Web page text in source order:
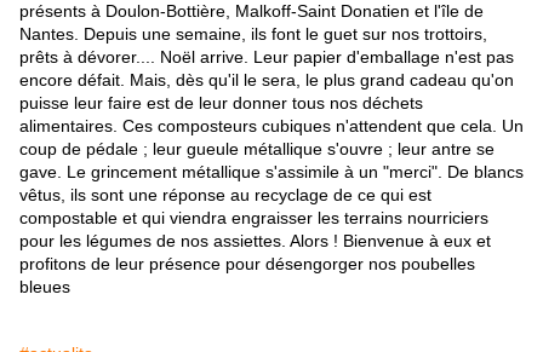
présents à Doulon-Bottière, Malkoff-Saint Donatien et l'île de
Nantes. Depuis une semaine, ils font le guet sur nos trottoirs,
prêts à dévorer.... Noël arrive. Leur papier d'emballage n'est pas
encore défait. Mais, dès qu'il le sera, le plus grand cadeau qu'on
puisse leur faire est de leur donner tous nos déchets
alimentaires. Ces composteurs cubiques n'attendent que cela. Un
coup de pédale ; leur gueule métallique s'ouvre ; leur antre se
gave. Le grincement métallique s'assimile à un "merci". De blancs
vêtus, ils sont une réponse au recyclage de ce qui est
compostable et qui viendra engraisser les terrains nourriciers
pour les légumes de nos assiettes. Alors ! Bienvenue à eux et
profitons de leur présence pour désengorger nos poubelles
bleues